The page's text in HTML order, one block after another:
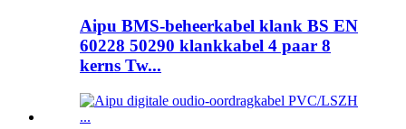
Aipu BMS-beheerkabel klank BS EN
60228 50290 klankkabel 4 paar 8
kerns Tw...